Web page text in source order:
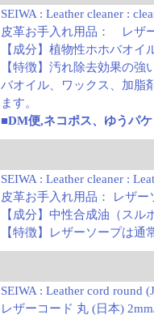
SEIWA : Leather cleaner :
皮革お手入れ用品： レザ
【成分】植物性ホホバオ
【特徴】汚れ除去効果の
バオイル、ワックス、加脂
ます。
■DM便,ネコポス、ゆうパ
SEIWA : Leather cleaner :
皮革お手入れ用品： レザ
【成分】中性合成油（スル
【特徴】レザーソープは
SEIWA : Leather cord round
レザーコード 丸 (日本)